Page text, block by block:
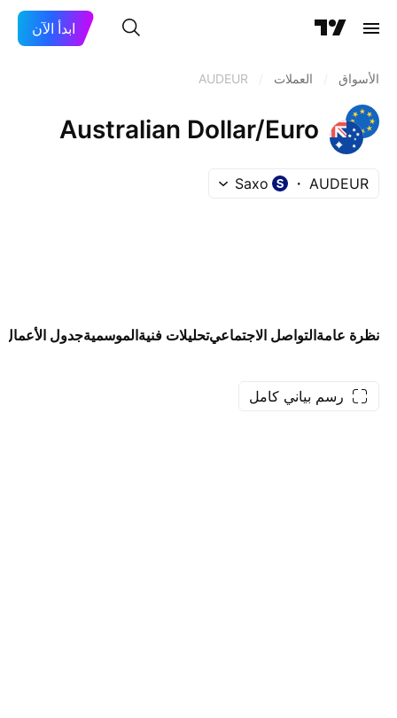
ابدأ الآن
الأسواق العملات AUDEUR
Australian Dollar/Euro
AUDEUR
Saxo
نظرة عامةالتواصل الاجتماعيتحليلات فنيةالموسميةجدول الأعمال
رسم بياني كامل